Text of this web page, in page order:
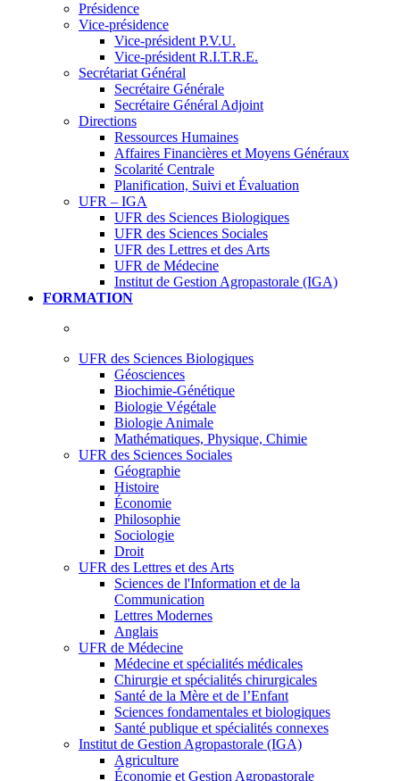
Présidence
Vice-présidence
Vice-président P.V.U.
Vice-président R.I.T.R.E.
Secrétariat Général
Secrétaire Générale
Secrétaire Général Adjoint
Directions
Ressources Humaines
Affaires Financières et Moyens Généraux
Scolarité Centrale
Planification, Suivi et Évaluation
UFR – IGA
UFR des Sciences Biologiques
UFR des Sciences Sociales
UFR des Lettres et des Arts
UFR de Médecine
Institut de Gestion Agropastorale (IGA)
FORMATION
UFR des Sciences Biologiques
Géosciences
Biochimie-Génétique
Biologie Végétale
Biologie Animale
Mathématiques, Physique, Chimie
UFR des Sciences Sociales
Géographie
Histoire
Économie
Philosophie
Sociologie
Droit
UFR des Lettres et des Arts
Sciences de l'Information et de la
Communication
Lettres Modernes
Anglais
UFR de Médecine
Médecine et spécialités médicales
Chirurgie et spécialités chirurgicales
Santé de la Mère et de l’Enfant
Sciences fondamentales et biologiques
Santé publique et spécialités connexes
Institut de Gestion Agropastorale (IGA)
Agriculture
Économie et Gestion Agropastorale